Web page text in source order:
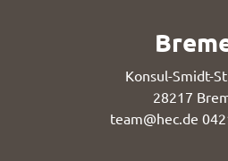
Konsul-Smidt-
28217
team@hec.de